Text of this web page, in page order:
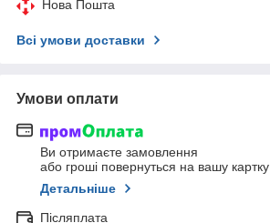
Нова Пошта
Всі умови доставки
Умови оплати
Ви отримаєте замовлення
або гроші повернуться на вашу картку
Детальніше
Післяплата